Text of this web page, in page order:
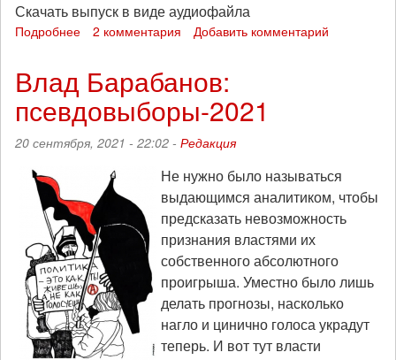
Скачать выпуск в виде аудиофайла
Подробнее
IT,
Москве
властям
не
верят,
день
рождения
Игоря
Олиневича:
«Тренды
порядка
и
хаоса»,
эпизод
22
2 комментария Добавить комментарий
Влад Барабанов:
псевдовыборы-2021
20 сентября, 2021 - 22:02 - Редакция
Не нужно было называться
выдающимся аналитиком, чтобы
предсказать невозможность
признания властями их
собственного абсолютного
проигрыша. Уместно было лишь
делать прогнозы, насколько
нагло и цинично голоса украдут
теперь. И вот тут власти